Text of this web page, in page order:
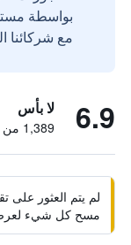
مع شركائنا
6.9 لا بأس
1,389 من التقييمات تم التحقق منها
لم يتم العثور على
مسح كل شيء لعرض